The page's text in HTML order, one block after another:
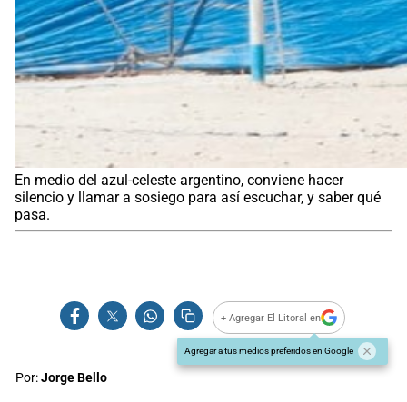
En medio del azul-celeste argentino, conviene hacer
silencio y llamar a sosiego para así escuchar, y saber qué
pasa.
+ Agregar El Litoral en
Agregar a tus medios preferidos en Google
Por:Jorge Bello